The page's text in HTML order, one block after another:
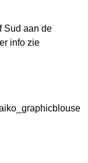
Sud aan de
info zie